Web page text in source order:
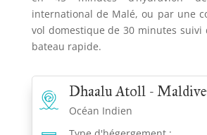
international de Malé, ou par une
vol domestique de 30 minutes suivi
bateau rapide.
Dhaalu Atoll -
Océan Indien